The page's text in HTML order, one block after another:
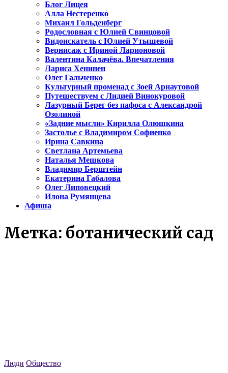
Блог Лицея
Алла Нестеренко
Михаил Гольденберг
Родословная с Юлией Свинцовой
Видоискатель с Юлией Утышевой
Вернисаж с Ириной Ларионовой
Валентина Калачёва. Впечатления
Лариса Хенинен
Олег Гальченко
Культурный променад с Зоей Арнаутовой
Путешествуем с Лидией Винокуровой
Лазурный Берег без пафоса с Александрой
Озолиной
«Задние мысли» Кирилла Олюшкина
Застолье с Владимиром Софиенко
Ирина Савкина
Светлана Артемьева
Наталья Мешкова
Владимир Берштейн
Екатерина Габалова
Олег Липовецкий
Илона Румянцева
Афиша
Метка: ботанический сад
Люди Общество